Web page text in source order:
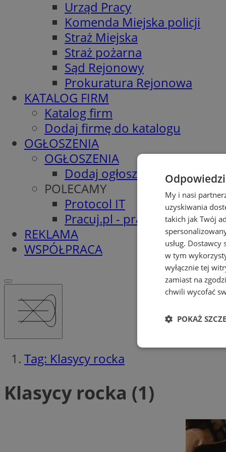
Urząd Pracy
Komenda Miejska policji
Straż Miejska
Straż pożarna
Sąd Rejonowy
Prokuratura Rejonowa
KATALOG FIRM
Katalog firm
Dodaj firmę do katalogu
OGŁOSZENIA
OGŁOSZENIA
Dodaj ogłoszenie
POLECAMY
Protocol IT
Pracuj.pl - praca w
REKLAMA
WSPÓŁPRACA
Tag: Klasycy rocka
Klasycy rocka (1)
My i nasi
uzyskiwania
takich jak Twój
usług. Dostawcy
w tym
wyłącznie tej
zamiast na
chwili wycofać
POKAŻ
Niezbędne
Niezbędne pliki
zarządzanie